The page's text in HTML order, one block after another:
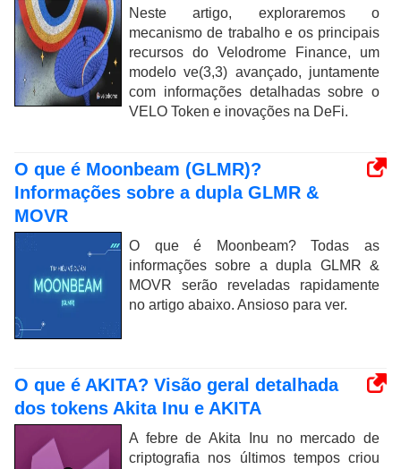
Neste artigo, exploraremos o
mecanismo de trabalho e os principais
recursos do Velodrome Finance, um
modelo ve(3,3) avançado, juntamente
com informações detalhadas sobre o
VELO Token e inovações na DeFi.
O que é Moonbeam (GLMR)?
Informações sobre a dupla GLMR &
MOVR
O que é Moonbeam? Todas as
informações sobre a dupla GLMR &
MOVR serão reveladas rapidamente
no artigo abaixo. Ansioso para ver.
O que é AKITA? Visão geral detalhada
dos tokens Akita Inu e AKITA
A febre de Akita Inu no mercado de
criptografia nos últimos tempos criou